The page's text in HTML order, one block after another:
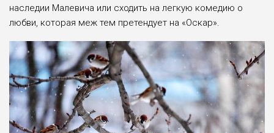
наследии Малевича или сходить на легкую комедию о
любви, которая меж тем претендует на «Оскар».